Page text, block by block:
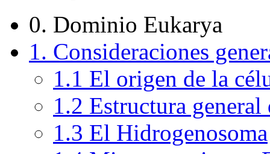
0. Dominio Eukarya
1. Consideraciones
1.1 El origen de la
1.2 Estructura
1.3 El Hidrogenosoma